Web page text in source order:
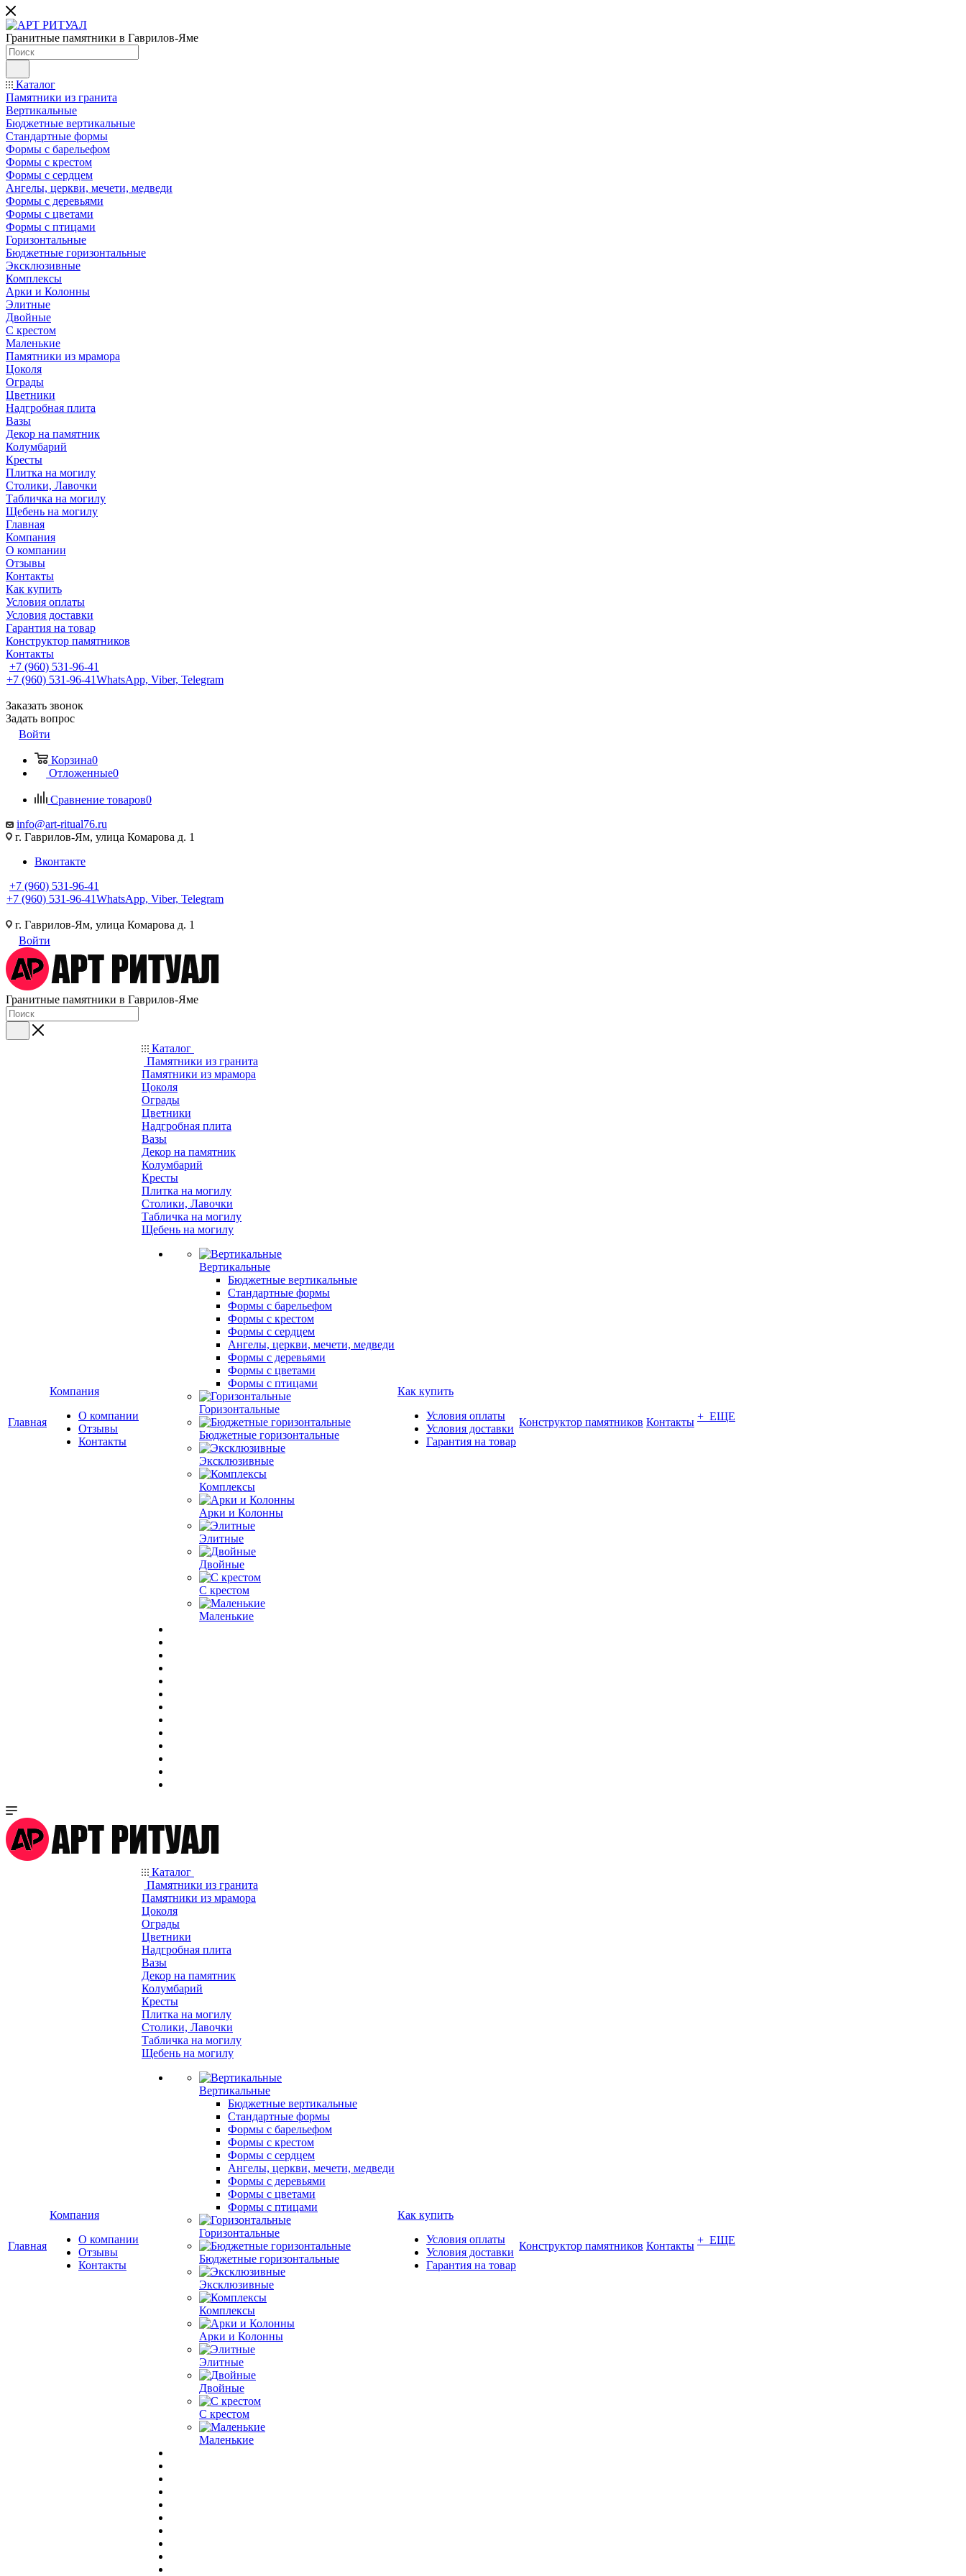
Гранитные памятники в Гаврилов-Яме
Каталог
Памятники из гранита
Вертикальные
Бюджетные вертикальные
Стандартные формы
Формы с барельефом
Формы с крестом
Формы с сердцем
Ангелы, церкви, мечети, медведи
Формы с деревьями
Формы с цветами
Формы с птицами
Горизонтальные
Бюджетные горизонтальные
Эксклюзивные
Комплексы
Арки и Колонны
Элитные
Двойные
С крестом
Маленькие
Памятники из мрамора
Цоколя
Ограды
Цветники
Надгробная плита
Вазы
Декор на памятник
Колумбарий
Кресты
Плитка на могилу
Столики, Лавочки
Табличка на могилу
Щебень на могилу
Главная
Компания
О компании
Отзывы
Контакты
Как купить
Условия оплаты
Условия доставки
Гарантия на товар
Конструктор памятников
Контакты
+7 (960) 531-96-41
+7 (960) 531-96-41WhatsApp, Viber, Telegram
Заказать звонок
Задать вопрос
Войти
Корзина0
Отложенные0
Сравнение товаров0
info@art-ritual76.ru
г. Гаврилов-Ям, улица Комарова д. 1
Вконтакте
+7 (960) 531-96-41
+7 (960) 531-96-41WhatsApp, Viber, Telegram
г. Гаврилов-Ям, улица Комарова д. 1
Войти
Гранитные памятники в Гаврилов-Яме
Главная
Компания
О компании
Отзывы
Контакты
Каталог
Памятники из гранита
Памятники из мрамора
Цоколя
Ограды
Цветники
Надгробная плита
Вазы
Декор на памятник
Колумбарий
Кресты
Плитка на могилу
Столики, Лавочки
Табличка на могилу
Щебень на могилу
Вертикальные
Бюджетные вертикальные
Стандартные формы
Формы с барельефом
Формы с крестом
Формы с сердцем
Ангелы, церкви, мечети, медведи
Формы с деревьями
Формы с цветами
Формы с птицами
Горизонтальные
Бюджетные горизонтальные
Эксклюзивные
Комплексы
Арки и Колонны
Элитные
Двойные
С крестом
Маленькие
Как купить
Условия оплаты
Условия доставки
Гарантия на товар
Конструктор памятников Контакты + ЕЩЕ
Главная
Компания
О компании
Отзывы
Контакты
Каталог
Памятники из гранита
Памятники из мрамора
Цоколя
Ограды
Цветники
Надгробная плита
Вазы
Декор на памятник
Колумбарий
Кресты
Плитка на могилу
Столики, Лавочки
Табличка на могилу
Щебень на могилу
Вертикальные
Бюджетные вертикальные
Стандартные формы
Формы с барельефом
Формы с крестом
Формы с сердцем
Ангелы, церкви, мечети, медведи
Формы с деревьями
Формы с цветами
Формы с птицами
Горизонтальные
Бюджетные горизонтальные
Эксклюзивные
Комплексы
Арки и Колонны
Элитные
Двойные
С крестом
Маленькие
Как купить
Условия оплаты
Условия доставки
Гарантия на товар
Конструктор памятников Контакты + ЕЩЕ